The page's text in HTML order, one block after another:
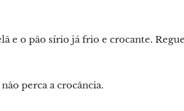
e o pão sírio já frio e crocante.
perca a crocância.